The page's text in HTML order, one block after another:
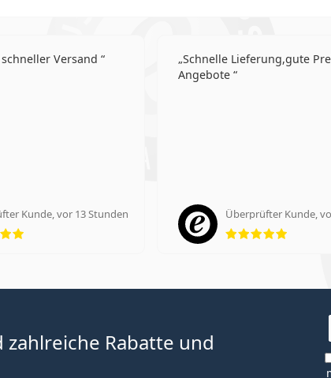
Versand
Kunde, vor 13 Stunden
Bewertung 5 aus 5
Schnelle Lieferung,gute
Angebote
Überprüfter Kunde,
Rabatte und